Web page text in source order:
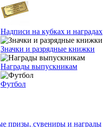
Надписи на кубках и наградах
Значки и разрядные книжки
Награды выпускникам
Футбол